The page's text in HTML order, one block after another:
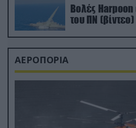
Βολές Harpoon
του ΠΝ (βίντεο)
ΑΕΡΟΠΟΡΙΑ